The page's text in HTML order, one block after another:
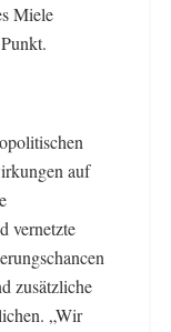
Miele
auf
vernetzte
zusätzliche
„Wir